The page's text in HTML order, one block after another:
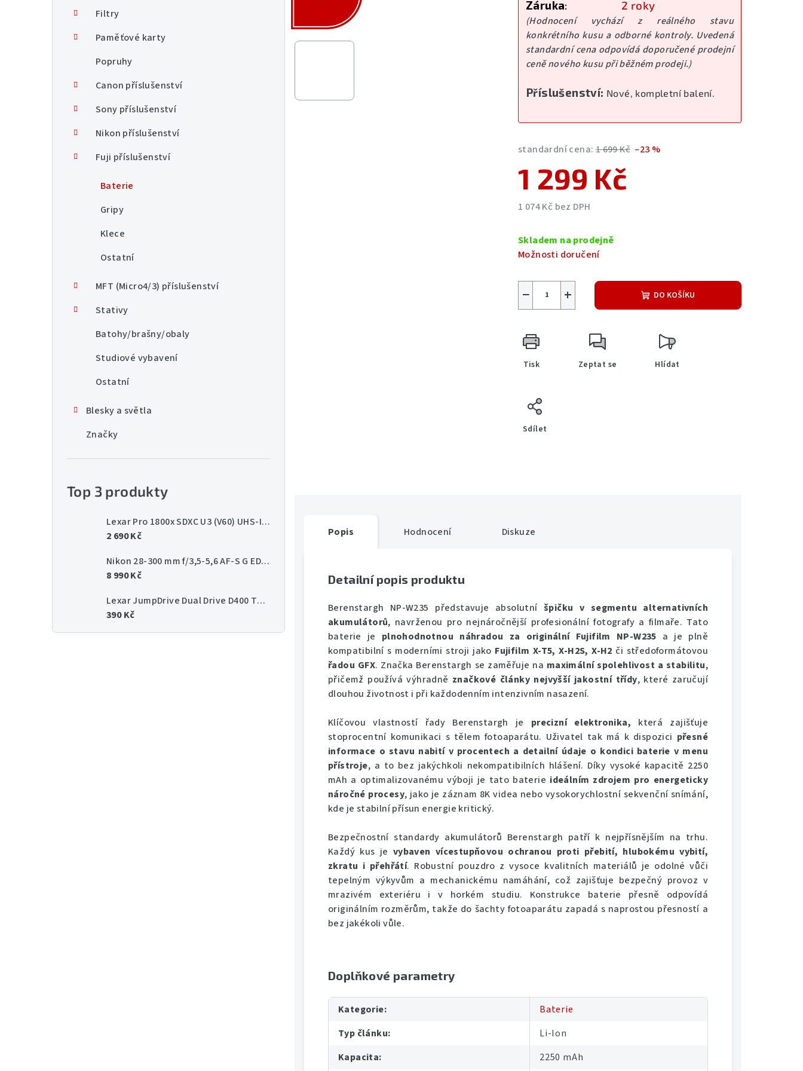
Filtry
Paměťové karty
Popruhy
Canon příslušenství
Sony příslušenství
Nikon příslušenství
Fuji příslušenství
Baterie
Gripy
Klece
Ostatní
MFT (Micro4/3) příslušenství
Stativy
Batohy/brašny/obaly
Studiové vybavení
Ostatní
Blesky a světla
Značky
Top 3 produkty
Lexar Pro 1800x SDXC U3 (V60) UHS-II R270/W180 128GB
2 690 Kč
Nikon 28-300 mm f/3,5-5,6 AF-S G ED VR
8 990 Kč
Lexar JumpDrive Dual Drive D400 Type-C/Type-C & Type-A, up to 130MB/s read (USB 3.1) 64GB
390 Kč
hvězdiček.
Záruka: 2 roky
(Hodnocení vychází z reálného stavu
konkrétního kusu a odborné kontroly. Uvedená
standardní cena odpovídá doporučené prodejní
ceně nového kusu při běžném prodeji.)
Příslušenství: Nové, kompletní balení.
standardní cena: 1 699 Kč –23 %
1 299 Kč
1 074 Kč bez DPH
cena:
Skladem na prodejně
Možnosti doručení
+
− DO KOŠÍKU
Tisk Zeptat se Hlídat
Sdílet
Popis Hodnocení Diskuze
Detailní popis produktu
Berenstargh NP-W235 představuje absolutníšpičku v segmentu alternativních
akumulátorů, navrženou pro nejnáročnější profesionální fotografy a filmaře. Tato
baterie je plnohodnotnou náhradou za originální Fujifilm NP-W235 a je plně
kompatibilní s moderními stroji jako Fujifilm X-T5, X-H2S, X-H2 či středoformátovou
řadou GFX. Značka Berenstargh se zaměřuje na maximální spolehlivost a stabilitu,
přičemž používá výhradně značkové články nejvyšší jakostní třídy, které zaručují
dlouhou životnost i při každodenním intenzivním nasazení.
Klíčovou vlastností řady Berenstargh je precizní elektronika, která zajišťuje
stoprocentní komunikaci s tělem fotoaparátu. Uživatel tak má k dispozici přesné
informace o stavu nabití v procentech a detailní údaje o kondici baterie v menu
přístroje, a to bez jakýchkoli nekompatibilních hlášení. Díky vysoké kapacitě 2250
mAh a optimalizovanému výboji je tato baterie ideálním zdrojem pro energeticky
náročné procesy, jako je záznam 8K videa nebo vysokorychlostní sekvenční snímání,
kde je stabilní přísun energie kritický.
Bezpečnostní standardy akumulátorů Berenstargh patří k nejpřísnějším na trhu.
Každý kus je vybaven vícestupňovou ochranou proti přebití, hlubokému vybití,
zkratu i přehřátí. Robustní pouzdro z vysoce kvalitních materiálů je odolné vůči
tepelným výkyvům a mechanickému namáhání, což zajišťuje bezpečný provoz v
mrazivém exteriéru i v horkém studiu. Konstrukce baterie přesně odpovídá
originálním rozměrům, takže do šachty fotoaparátu zapadá s naprostou přesností a
bez jakékoli vůle.
Doplňkové parametry
Kategorie:
Baterie
Typ článku:
Li-Ion
Kapacita:
2250 mAh